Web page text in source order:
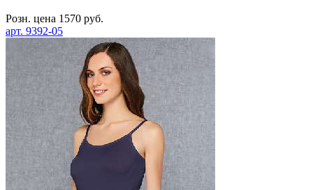
Розн. цена 1570 руб.
арт. 9392-05